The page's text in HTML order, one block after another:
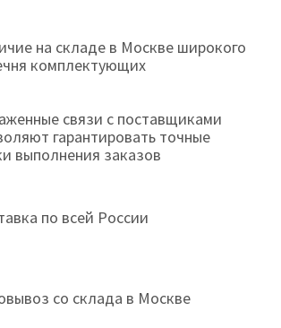
на складе в Москве широкого
комплектующих
связи с поставщиками
гарантировать точные
выполнения заказов
по всей России
со склада в Москве